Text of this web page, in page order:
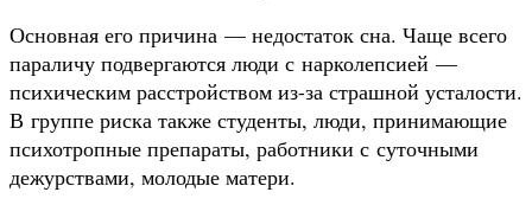
Основная его причина — недостаток сна. Чаще всего
параличу подвергаются люди с нарколепсией —
психическим расстройством из-за страшной усталости.
В группе риска также студенты, люди, принимающие
психотропные препараты, работники с суточными
дежурствами, молодые матери.